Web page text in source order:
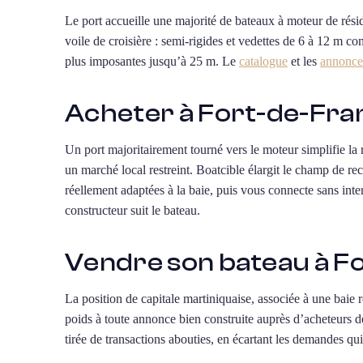
Le port accueille une majorité de bateaux à moteur de
voile de croisière : semi-rigides et vedettes de 6 à 12 m
plus imposantes jusqu’à 25 m. Le catalogue et les
Acheter à Fort-de-
Un port majoritairement tourné vers le moteur simplifie
un marché local restreint. Boatcible élargit le champ de
réellement adaptées à la baie, puis vous connecte sans
constructeur suit le bateau.
Vendre son bateau à
La position de capitale martiniquaise, associée à une
poids à toute annonce bien construite auprès
tirée de transactions abouties, en écartant les demandes